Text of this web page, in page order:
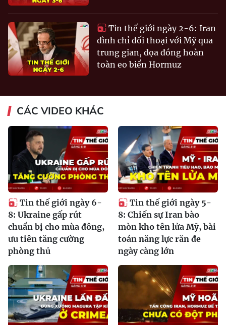
Tin thế giới ngày 2-6: Iran
đình chỉ đối thoại với Mỹ qua
trung gian, dọa đóng hoàn
toàn eo biển Hormuz
CÁC VIDEO KHÁC
Tin thế giới ngày 6-
8: Ukraine gấp rút
chuẩn bị cho mùa đông,
ưu tiên tăng cường
phòng thủ
Tin thế giới ngày 5-
8: Chiến sự Iran bào
mòn kho tên lửa Mỹ, bài
toán năng lực răn đe
ngày càng lớn